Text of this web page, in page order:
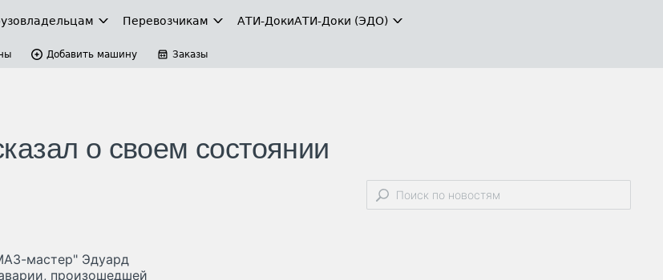
Перевозчикам АТИ-ДокиАТИ-Доки (ЭДО)
Добавить машину Заказы
о своем состоянии
мастер" Эдуард
произошедшей